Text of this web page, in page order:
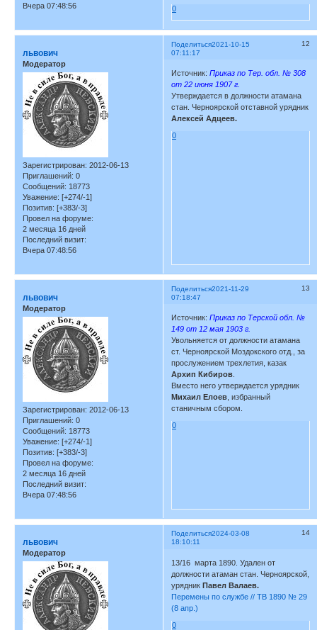
Вчера 07:48:56
0
Поделиться 12
2021-10-15
07:11:17
львович
Модератор
Зарегистрирован: 2012-06-13
Приглашений: 0
Сообщений: 18773
Уважение: [+274/-1]
Позитив: [+383/-3]
Провел на форуме:
2 месяца 16 дней
Последний визит:
Вчера 07:48:56
Источник:Приказ по Тер. обл. № 308
от 22 июня 1907 г.
Утверждается в должности атамана
стан. Черноярской отставной урядник
Алексей Адцеев.
0
Поделиться 13
2021-11-29
07:18:47
львович
Модератор
Зарегистрирован: 2012-06-13
Приглашений: 0
Сообщений: 18773
Уважение: [+274/-1]
Позитив: [+383/-3]
Провел на форуме:
2 месяца 16 дней
Последний визит:
Вчера 07:48:56
Источник:Приказ по Терской обл. №
149 от 12 мая 1903 г.
Увольняется от должности атамана
ст. Черноярской Моздокского отд., за
прослужением трехлетия, казак
Архип Кибиров
Вместо него утверждается урядник
Михаил Елоев , избранный
станичным сбором.
0
Поделиться 14
2024-03-08
18:10:11
львович
Модератор
13/16 марта 1890. Удален от
должности атаман стан. Черноярской,
урядник Павел Валаев.
Перемены по службе // ТВ 1890 № 29
(8 апр.)
0